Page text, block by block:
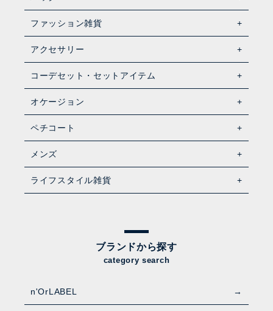
ファッション雑貨
アクセサリー
コーデセット・セットアイテム
オケージョン
ペチコート
メンズ
ライフスタイル雑貨
ブランドから探す
category search
n'OrLABEL